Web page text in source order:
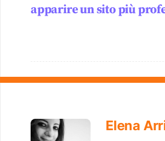
apparire un sito più
Elena